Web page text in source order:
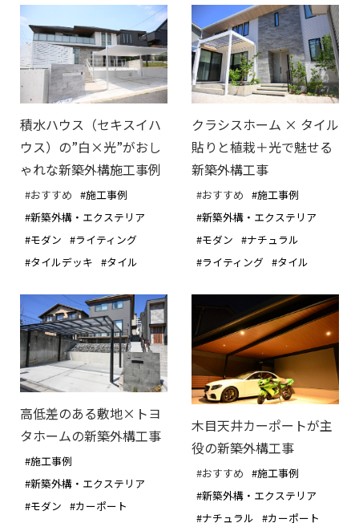
積水ハウス（セキスイハ
ウス）の”白×光”がおし
ゃれな新築外構施工事例
#おすすめ #施工事例
#新築外構・エクステリア
#モダン #ライティング
#タイルデッキ #タイル
クラシスホーム × タイル
貼りと植栽＋光で魅せる
新築外構工事
#おすすめ #施工事例
#新築外構・エクステリア
#モダン #ナチュラル
#ライティング #タイル
高低差のある敷地×トヨ
タホームの新築外構工事
#施工事例
#新築外構・エクステリア
#モダン #カーポート
木目天井カーポートが主
役の新築外構工事
#おすすめ #施工事例
#新築外構・エクステリア
#ナチュラル #カーポート